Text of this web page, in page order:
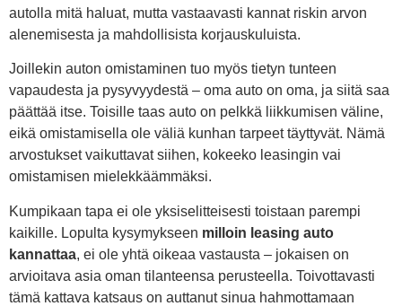
autolla mitä haluat, mutta vastaavasti kannat riskin arvon
alenemisesta ja mahdollisista korjauskuluista.
Joillekin auton omistaminen tuo myös tietyn tunteen
vapaudesta ja pysyvyydestä – oma auto on oma, ja siitä saa
päättää itse. Toisille taas auto on pelkkä liikkumisen väline,
eikä omistamisella ole väliä kunhan tarpeet täyttyvät. Nämä
arvostukset vaikuttavat siihen, kokeeko leasingin vai
omistamisen mielekkäämmäksi.
Kumpikaan tapa ei ole yksiselitteisesti toistaan parempi
kaikille. Lopulta kysymykseen milloin leasing auto
kannattaa, ei ole yhtä oikeaa vastausta – jokaisen on
arvioitava asia oman tilanteensa perusteella. Toivottavasti
tämä kattava katsaus on auttanut sinua hahmottamaan